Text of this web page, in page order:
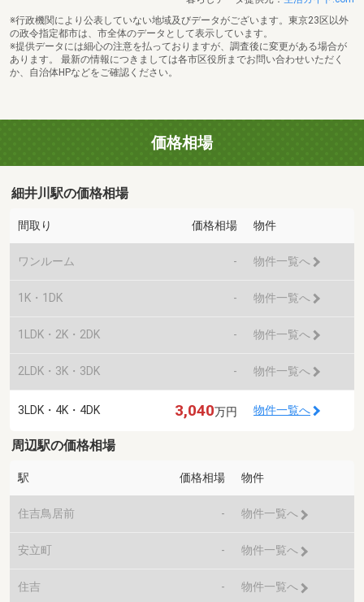
※行政機関により公表していない地域及びデータがございます。東京23区以外
の政令指定都市は、市全体のデータとして表示しています。
※提供データには細心の注意を払っておりますが、調査後に変更がある場合が
あります。 最新の情報につきましては各市区役所までお問い合わせいただく
か、自治体HPなどをご確認ください。
価格相場
細井川駅の価格相場
間取り 価格相場 物件
ワンルーム - 物件一覧へ
1K・1DK - 物件一覧へ
1LDK・2K・2DK - 物件一覧へ
2LDK・3K・3DK - 物件一覧へ
3LDK・4K・4DK 3,040万円 物件一覧へ
周辺駅の価格相場
駅 価格相場 物件
住吉鳥居前 - 物件一覧へ
安立町 - 物件一覧へ
住吉 - 物件一覧へ